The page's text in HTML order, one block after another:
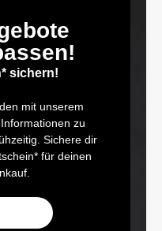
sichern!
mit unserem
zu
Sichere dir
für deinen